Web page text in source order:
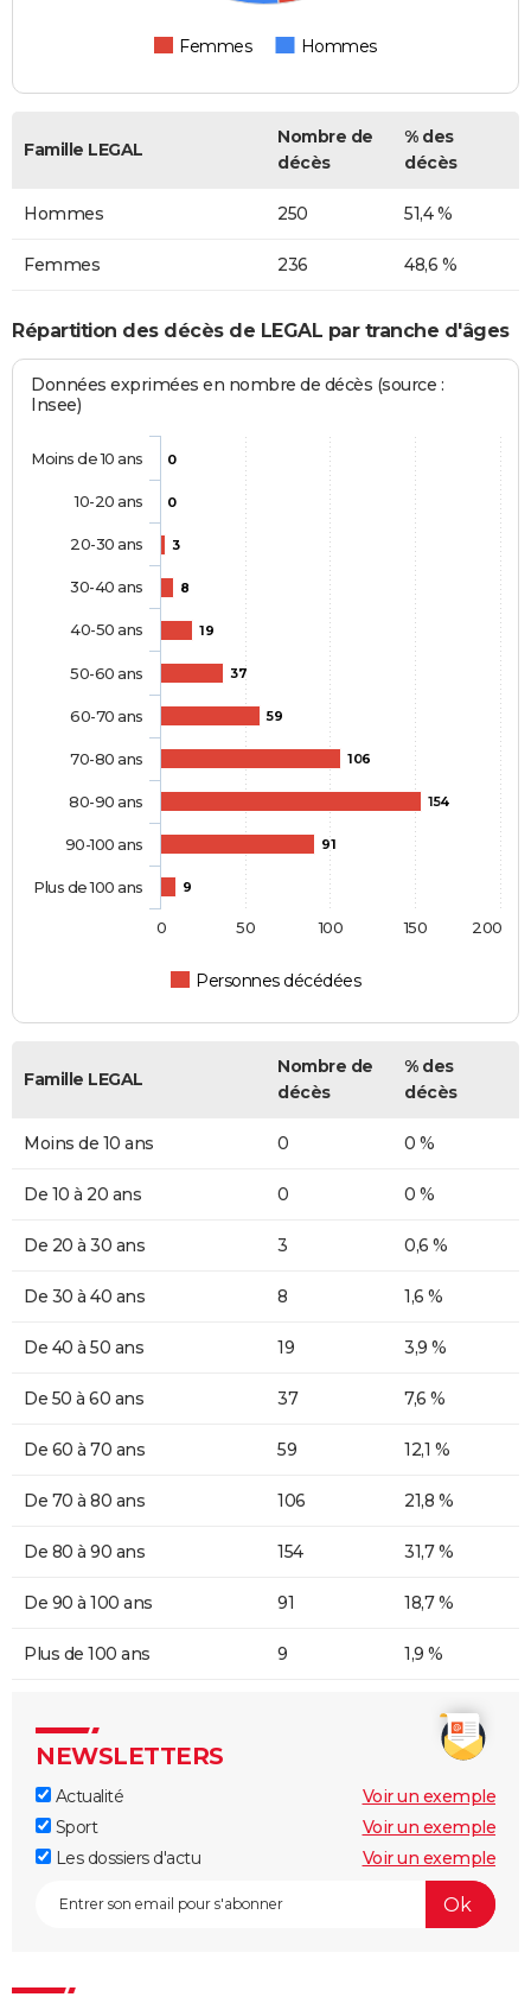
Femmes Hommes
Famille LEGAL
Nombre de
décès
% des
décès
Hommes 250 51,4 %
Femmes 236 48,6 %
Répartition des décès de LEGAL par tranche d'âges
Données exprimées en nombre de décès (source :
Insee)
0
0
3
8
19
37
59
106
154
91
9
Personnes décédées
Moins de 10 ans
10-20 ans
20-30 ans
30-40 ans
40-50 ans
50-60 ans
60-70 ans
70-80 ans
80-90 ans
90-100 ans
Plus de 100 ans
0 50 100 150 200
Famille LEGAL
Nombre de
décès
% des
décès
Moins de 10 ans 0 0 %
De 10 à 20 ans 0 0 %
De 20 à 30 ans 3 0,6 %
De 30 à 40 ans 8 1,6 %
De 40 à 50 ans 19 3,9 %
De 50 à 60 ans 37 7,6 %
De 60 à 70 ans 59 12,1 %
De 70 à 80 ans 106 21,8 %
De 80 à 90 ans 154 31,7 %
De 90 à 100 ans 91 18,7 %
Plus de 100 ans 9 1,9 %
NEWSLETTERS
Actualité
Voir un exemple
Sport
Voir un exemple
Les dossiers d'actu
Voir un exemple